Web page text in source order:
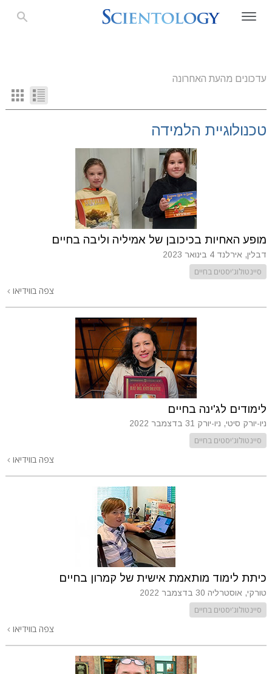
עדכונים מהעת האחרונה
טכנולוגיית הלמידה
מופע האחיות בכיכובן של אמיליה וליבה בחיים
דבלין, אירלנד 4 בינואר 2023
סיינטולוג'יסטים בחיים
צפה בווידיאו
לימודים לג'ינה בחיים
ניו-יורק סיטי, ניו-יורק 31 בדצמבר 2022
סיינטולוג'יסטים בחיים
צפה בווידיאו
כיתת לימוד מותאמת אישית של קמרון בחיים
טורקי, אוסטרליה 30 בדצמבר 2022
סיינטולוג'יסטים בחיים
צפה בווידיאו